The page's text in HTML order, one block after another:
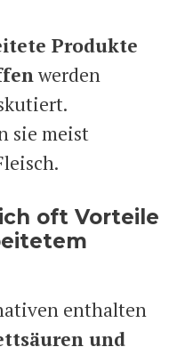
Produkte
werden
sie meist
oft Vorteile
enthalten
und